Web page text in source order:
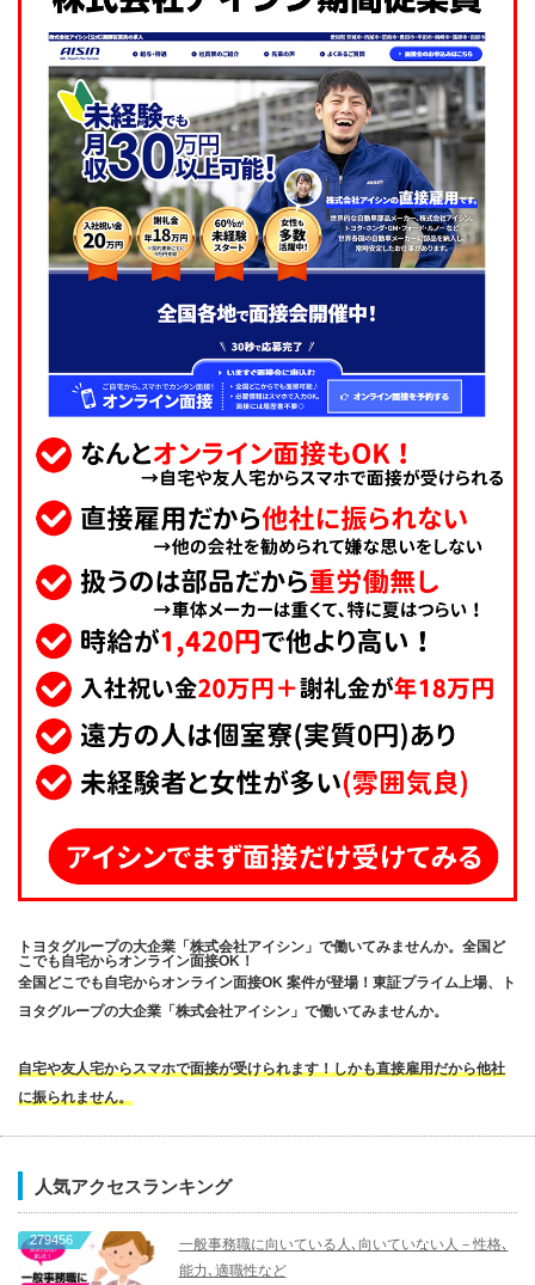
トヨタグループの大企業「株式会社アイシン」で働いてみませんか。全国ど
こでも自宅からオンライン面接OK！
全国どこでも自宅からオンライン面接OK 案件が登場！東証プライム上場、ト
ヨタグループの大企業「株式会社アイシン」で働いてみませんか。
自宅や友人宅からスマホで面接が受けられます！しかも直接雇用だから他社
に振られません。
人気アクセスランキング
279456
一般事務職に向いている人､向いていない人－性格､
能力､適職性など